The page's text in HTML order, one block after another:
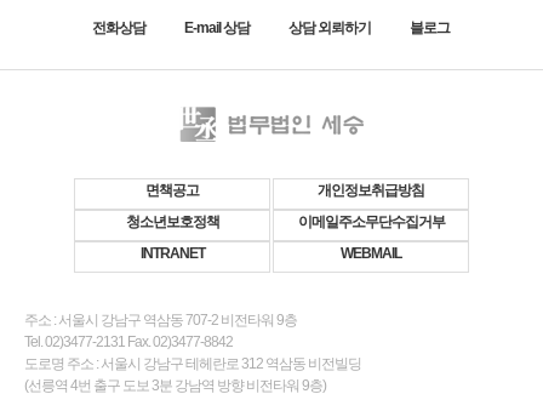
전화상담 E-mail 상담 상담 외뢰하기 블로그
면책공고
개인정보취급방침
청소년보호정책
이메일주소무단수집거부
INTRANET
WEBMAIL
주소 : 서울시 강남구 역삼동 707-2 비전타워 9층
Tel. 02)3477-2131 Fax. 02)3477-8842
도로명 주소 : 서울시 강남구 테헤란로 312 역삼동 비전빌딩
(선릉역 4번 출구 도보 3분 강남역 방향 비전타워 9층)